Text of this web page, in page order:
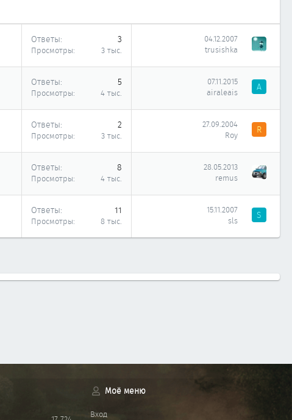
Ответы 3
Просмотры 3 тыс.
04.12.2007
trusishka
Ответы 5
Просмотры 4 тыс.
07.11.2015
airaleais
A
Ответы 2
Просмотры 3 тыс.
27.09.2004
Roy
R
Ответы 8
Просмотры 4 тыс.
28.05.2013
remus
Ответы 11
Просмотры 8 тыс.
15.11.2007
sls
S
Моё меню
Вход